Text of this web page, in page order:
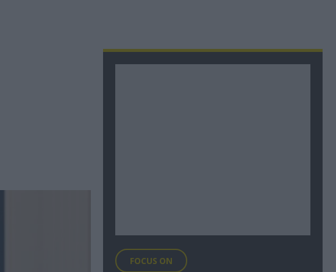
FOCUS ON